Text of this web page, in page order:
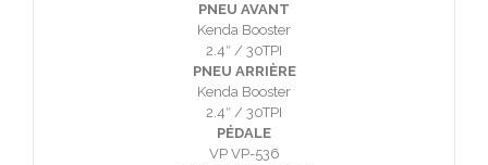
PNEU AVANT
Kenda Booster
2.4″ / 30TPI
PNEU ARRIÈRE
Kenda Booster
2.4″ / 30TPI
PÉDALE
VP VP-536